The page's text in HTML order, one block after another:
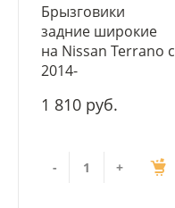
Брызговики
задние широкие
на Nissan Terrano с
2014-
1 810 руб.
- +